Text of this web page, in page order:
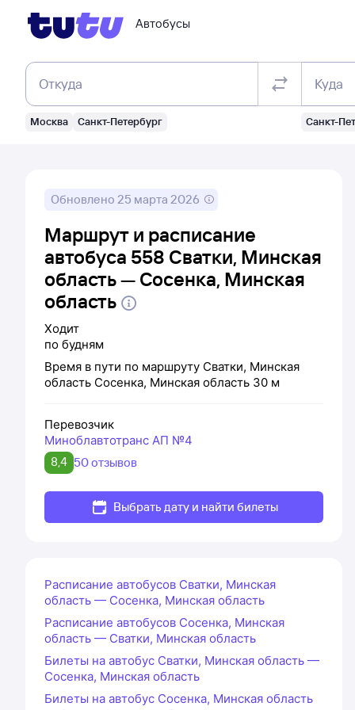
Автобусы
Откуда
Москва Санкт-Петербург
Куда
Санкт-
Обновлено 25 марта 2026
Маршрут и расписание
автобуса 558 Сватки, Минская
область — Сосенка, Минская
область
Ходит
по будням
Время в пути по маршруту Сватки, Минская
область Сосенка, Минская область 30 м
Перевозчик
Миноблавтотранс АП №4
8,4 50 отзывов
Выбрать дату и найти билеты
Расписание автобусов Сватки, Минская
область — Сосенка, Минская область
Расписание автобусов Сосенка, Минская
область — Сватки, Минская область
Билеты на автобус Сватки, Минская область —
Сосенка, Минская область
Билеты на автобус Сосенка, Минская область